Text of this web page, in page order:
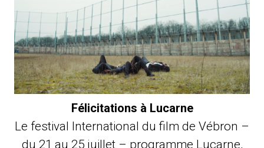
Félicitations à Lucarne
Le festival International du film de Vébron –
du 21 au 25 juillet – programme Lucarne,